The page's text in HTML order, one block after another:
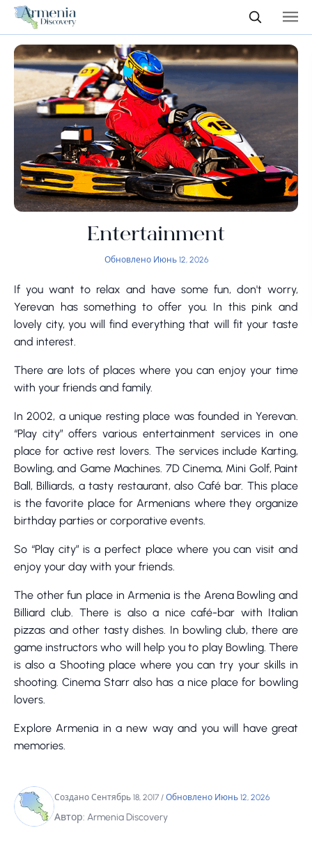
Entertainment
Обновлено Июнь 12, 2026
If you want to relax and have some fun, don't worry,
Yerevan has something to offer you. In this pink and
lovely city, you will find everything that will fit your taste
and interest.
There are lots of places where you can enjoy your time
with your friends and family.
In 2002, a unique resting place was founded in Yerevan.
“Play city” offers various entertainment services in one
place for active rest lovers. The services include Karting,
Bowling, and Game Machines. 7D Cinema, Mini Golf, Paint
Ball, Billiards, a tasty restaurant, also Café bar. This place
is the favorite place for Armenians where they organize
birthday parties or corporative events.
So “Play city” is a perfect place where you can visit and
enjoy your day with your friends.
The other fun place in Armenia is the Arena Bowling and
Billiard club. There is also a nice café-bar with Italian
pizzas and other tasty dishes. In bowling club, there are
game instructors who will help you to play Bowling. There
is also a Shooting place where you can try your skills in
shooting. Cinema Starr also has a nice place for bowling
lovers.
Explore Armenia in a new way and you will have great
memories.
Создано Сентябрь 18, 2017 / Обновлено Июнь 12, 2026
Автор: Armenia Discovery